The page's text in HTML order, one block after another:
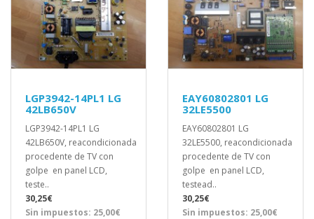
LGP3942-14PL1 LG
42LB650V
LGP3942-14PL1 LG
42LB650V, reacondicionada
procedente de TV con
golpe en panel LCD,
teste..
30,25€
Sin impuestos: 25,00€
EAY60802801 LG
32LE5500
EAY60802801 LG
32LE5500, reacondicionada
procedente de TV con
golpe en panel LCD,
testead..
30,25€
Sin impuestos: 25,00€